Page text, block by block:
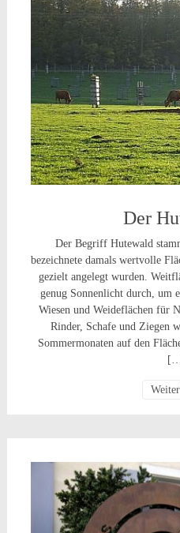
Der
Der Begriff Hutewald
bezeichnete damals wertvolle
gezielt angelegt wurden.
genug Sonnenlicht durch, um
Wiesen und Weideflächen für
Rinder, Schafe und Ziegen
Sommermonaten auf den